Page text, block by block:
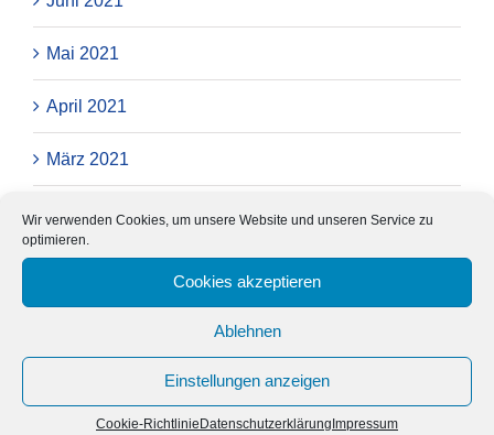
Wir verwenden Cookies, um unsere Website und unseren Service zu
optimieren.
Cookies akzeptieren
Ablehnen
Einstellungen anzeigen
Cookie-RichtlinieDatenschutzerklärungImpressum
Mai 2021
April 2021
März 2021
Februar 2021
August 2020